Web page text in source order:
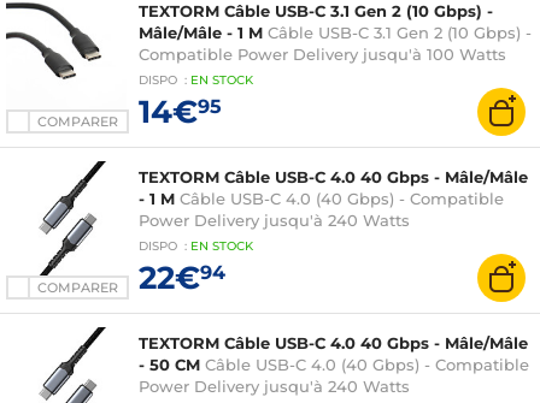
COMPARER
TEXTORM Câble USB-C 3.1 Gen 2 (10 Gbps) -
Mâle/Mâle - 1 M Câble USB-C 3.1 Gen 2 (10 Gbps) -
Compatible Power Delivery jusqu'à 100 Watts
DISPO : EN STOCK
14€95
COMPARER
TEXTORM Câble USB-C 4.0 40 Gbps - Mâle/Mâle
- 1 M Câble USB-C 4.0 (40 Gbps) - Compatible
Power Delivery jusqu'à 240 Watts
DISPO : EN STOCK
22€94
TEXTORM Câble USB-C 4.0 40 Gbps - Mâle/Mâle
- 50 CM Câble USB-C 4.0 (40 Gbps) - Compatible
Power Delivery jusqu'à 240 Watts